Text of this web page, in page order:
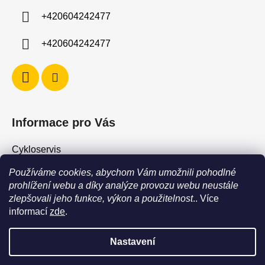
Používáme cookies, abychom Vám umožnili pohodlné
prohlížení webu a díky analýze provozu webu neustále
zlepšovali jeho funkce, výkon a použitelnost.. Více
informací zde.
Nastavení
POZOR - stav zboží SKLADEM neodpovídá stavu na prodejně. Při
+420604242477
+420604242477
Informace pro Vás
Cykloservis
Skiservis
Obchodní podmínky
Podmínky ochrany osobních údajů